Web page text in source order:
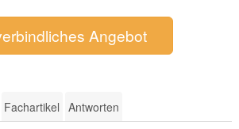
Angebot
Fachartikel Antworten